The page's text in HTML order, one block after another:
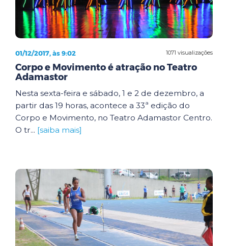
1071 visualizações
01/12/2017, às 9:02
Corpo e Movimento é atração no Teatro
Adamastor
Nesta sexta-feira e sábado, 1 e 2 de dezembro, a
partir das 19 horas, acontece a 33ª edição do
Corpo e Movimento, no Teatro Adamastor Centro.
O tr... [saiba mais]